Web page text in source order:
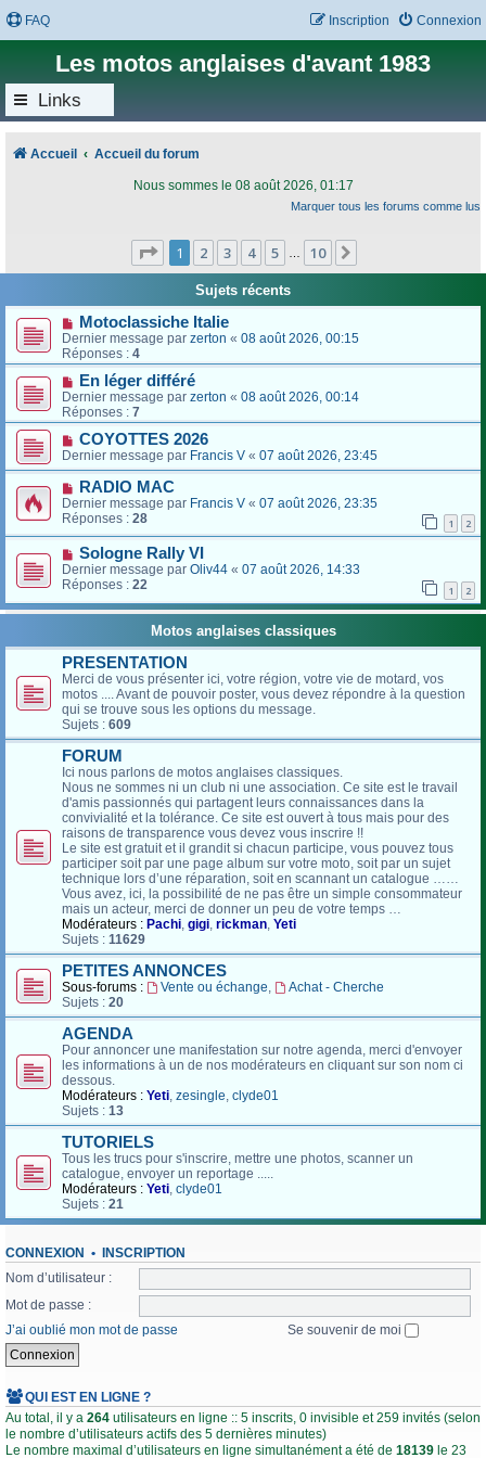
FAQ Connexion
Inscription
Les motos anglaises d'avant 1983
Links
Accueil Accueil du forum
Nous sommes le 08 août 2026, 01:17
Marquer tous les forums comme lus
Page 1sur
1 2 3 4 5 10
Sujets récents
Motoclassiche Italie
Dernier message par zerton « 08 août 2026, 00:15
Réponses : 4
En léger différé
Dernier message par zerton « 08 août 2026, 00:14
Réponses : 7
COYOTTES 2026
Dernier message par Francis V « 07 août 2026, 23:45
RADIO MAC
Dernier message par Francis V « 07 août 2026, 23:35
Réponses : 28 1 2
Sologne Rally VI
Dernier message par Oliv44 « 07 août 2026, 14:33
Réponses : 22 1 2
Motos anglaises classiques
PRESENTATION
Merci de vous présenter ici, votre région, votre vie de motard, vos
motos .... Avant de pouvoir poster, vous devez répondre à la question
qui se trouve sous les options du message.
Sujets : 609
FORUM
Ici nous parlons de motos anglaises classiques.
Nous ne sommes ni un club ni une association. Ce site est le travail
d'amis passionnés qui partagent leurs connaissances dans la
convivialité et la tolérance. Ce site est ouvert à tous mais pour des
raisons de transparence vous devez vous inscrire !!
Le site est gratuit et il grandit si chacun participe, vous pouvez tous
participer soit par une page album sur votre moto, soit par un sujet
technique lors d’une réparation, soit en scannant un catalogue ……
Vous avez, ici, la possibilité de ne pas être un simple consommateur
mais un acteur, merci de donner un peu de votre temps …
Modérateurs : Pachi, gigi, rickman, Yeti
Sujets : 11629
PETITES ANNONCES
Sous-forums : Vente ou échange,
Achat - Cherche
Sujets : 20
AGENDA
Pour annoncer une manifestation sur notre agenda, merci d'envoyer
les informations à un de nos modérateurs en cliquant sur son nom ci
dessous.
Modérateurs : Yeti, zesingle, clyde01
Sujets : 13
TUTORIELS
Tous les trucs pour s'inscrire, mettre une photos, scanner un
catalogue, envoyer un reportage .....
Modérateurs : Yeti, clyde01
Sujets : 21
CONNEXION • INSCRIPTION
Nom d’utilisateur :
Mot de passe :
J’ai oublié mon mot de passe
Se souvenir de moi
QUI EST EN LIGNE ?
Au total, il y a 264 utilisateurs en ligne :: 5 inscrits, 0 invisible et 259 invités (selon
le nombre d’utilisateurs actifs des 5 dernières minutes)
Le nombre maximal d’utilisateurs en ligne simultanément a été de 18139 le 23